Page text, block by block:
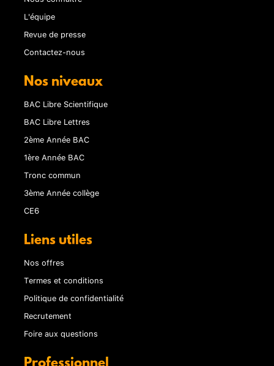
L'équipe
Revue de presse
Contactez-nous
Nos niveaux
BAC Libre Scientifique
BAC Libre Lettres
2ème Année BAC
1ère Année BAC
Tronc commun
3ème Année collège
CE6
Liens utiles
Nos offres
Termes et conditions
Politique de confidentialité
Recrutement
Foire aux questions